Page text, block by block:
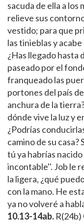
sacuda de ella a los
relieve sus
vestido; para que
las tinieblas y
¿Has llegado hasta
paseado por el
franqueado las
portones del país
anchura de la
dónde vive la luz y
¿Podrías
camino de su casa?
tú ya habrías
incontable''. Job le
la ligera, ¿qué
con la mano. He
ya no volveré a
10.13-14ab. R(24b)